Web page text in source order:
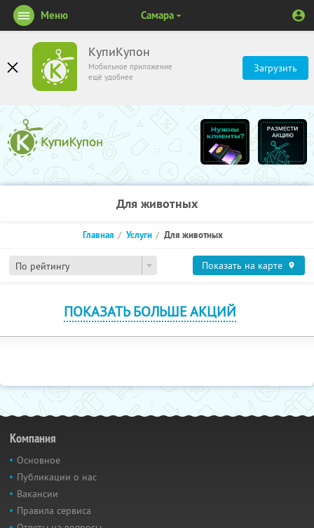
КупиКупон
Мобильное приложение
ещё удобнее
Загрузить
Меню Самара
Для животных
По рейтингу
Главная Услуги Для животных
Показать на карте
ПОКАЗАТЬ БОЛЬШЕ АКЦИЙ
Компания
Основное
Публикации о нас
Вакансии
Правила сервиса